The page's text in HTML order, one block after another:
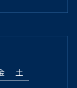
土